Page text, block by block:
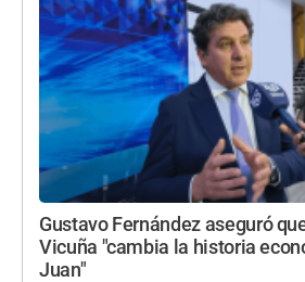
Gustavo Fernández aseguró
Vicuña "cambia la historia
Juan"